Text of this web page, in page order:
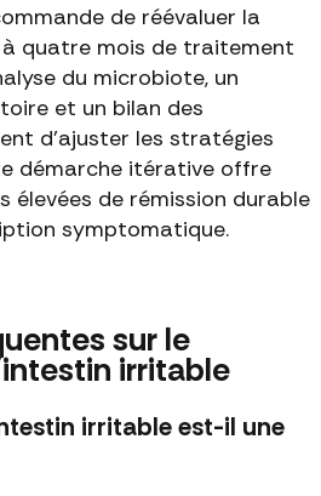
de réévaluer la
quatre mois de traitement
du microbiote, un
et un bilan des
d'ajuster les stratégies
démarche itérative offre
élevées de rémission durable
symptomatique.
sur le
irritable
irritable est-il une